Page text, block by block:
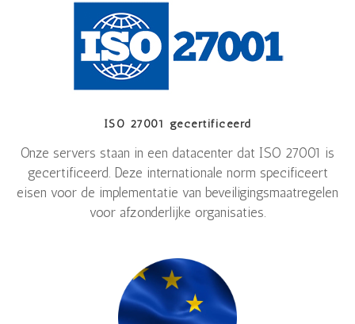
ISO 27001 gecertificeerd
Onze servers staan in een datacenter dat ISO 27001 is
gecertificeerd. Deze internationale norm specificeert
eisen voor de implementatie van beveiligingsmaatregelen
voor afzonderlijke organisaties.